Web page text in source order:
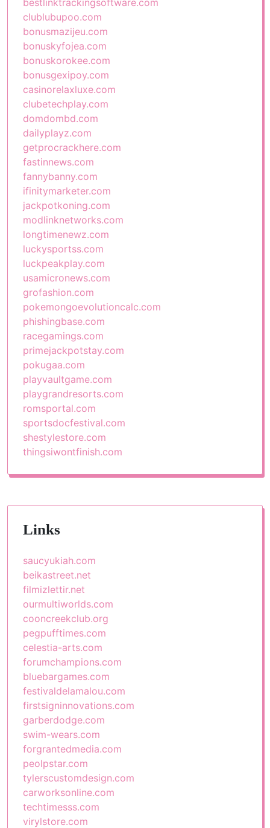
bestlinktrackingsoftware.com
clublubupoo.com
bonusmazijeu.com
bonuskyfojea.com
bonuskorokee.com
bonusgexipoy.com
casinorelaxluxe.com
clubetechplay.com
domdombd.com
dailyplayz.com
getprocrackhere.com
fastinnews.com
fannybanny.com
ifinitymarketer.com
jackpotkoning.com
modlinknetworks.com
longtimenewz.com
luckysportss.com
luckpeakplay.com
usamicronews.com
grofashion.com
pokemongoevolutioncalc.com
phishingbase.com
racegamings.com
primejackpotstay.com
pokugaa.com
playvaultgame.com
playgrandresorts.com
romsportal.com
sportsdocfestival.com
shestylestore.com
thingsiwontfinish.com
Links
saucyukiah.com
beikastreet.net
filmizlettir.net
ourmultiworlds.com
cooncreekclub.org
pegpufftimes.com
celestia-arts.com
forumchampions.com
bluebargames.com
festivaldelamalou.com
firstsigninnovations.com
garberdodge.com
swim-wears.com
forgrantedmedia.com
peolpstar.com
tylerscustomdesign.com
carworksonline.com
techtimesss.com
virylstore.com